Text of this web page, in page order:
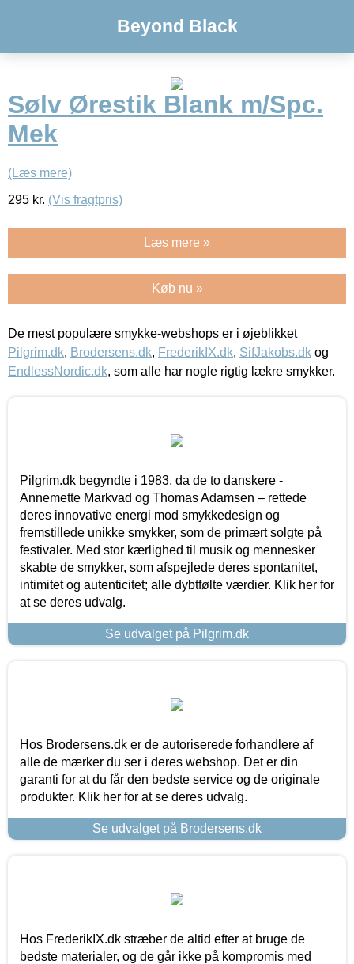
Beyond Black
Sølv Ørestik Blank m/Spc.
Mek
(Læs mere)
295 kr. (Vis fragtpris)
Læs mere »
Køb nu »
De mest populære smykke-webshops er i øjeblikket
Pilgrim.dk, Brodersens.dk, FrederikIX.dk, SifJakobs.dk og
EndlessNordic.dk, som alle har nogle rigtig lækre smykker.
Pilgrim.dk begyndte i 1983, da de to danskere -
Annemette Markvad og Thomas Adamsen – rettede
deres innovative energi mod smykkedesign og
fremstillede unikke smykker, som de primært solgte på
festivaler. Med stor kærlighed til musik og mennesker
skabte de smykker, som afspejlede deres spontanitet,
intimitet og autenticitet; alle dybtfølte værdier. Klik her for
at se deres udvalg.
Se udvalget på Pilgrim.dk
Hos Brodersens.dk er de autoriserede forhandlere af
alle de mærker du ser i deres webshop. Det er din
garanti for at du får den bedste service og de originale
produkter. Klik her for at se deres udvalg.
Se udvalget på Brodersens.dk
Hos FrederikIX.dk stræber de altid efter at bruge de
bedste materialer, og de går ikke på kompromis med